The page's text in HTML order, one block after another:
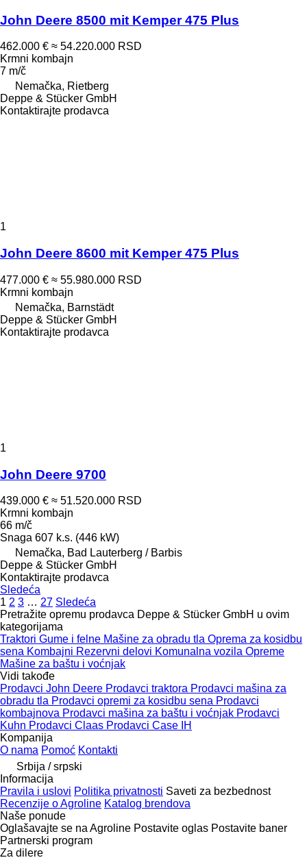
John Deere 8500 mit Kemper 475 Plus
462.000 € ≈ 54.220.000 RSD
Krmni kombajn
7 m/č
Nemačka, Rietberg
Deppe & Stücker GmbH
Kontaktirajte prodavca
1
John Deere 8600 mit Kemper 475 Plus
477.000 € ≈ 55.980.000 RSD
Krmni kombajn
Nemačka, Barnstädt
Deppe & Stücker GmbH
Kontaktirajte prodavca
1
John Deere 9700
439.000 € ≈ 51.520.000 RSD
Krmni kombajn
66 m/č
Snaga 607 k.s. (446 kW)
Nemačka, Bad Lauterberg / Barbis
Deppe & Stücker GmbH
Kontaktirajte prodavca
Sledeća
1 2 3 … 27 Sledeća
Pretražite opremu prodavca Deppe & Stücker GmbH u ovim
kategorijama
Traktori Gume i felne Mašine za obradu tla Oprema za kosidbu
sena Kombajni Rezervni delovi Komunalna vozila Opreme
Mašine za baštu i voćnjak
Vidi takođe
Prodavci John Deere Prodavci traktora Prodavci mašina za
obradu tla Prodavci opremi za kosidbu sena Prodavci
kombajnova Prodavci mašina za baštu i voćnjak Prodavci
Kuhn Prodavci Claas Prodavci Case IH
Kompanija
O nama Pomoć Kontakti
Srbija / srpski
Informacija
Pravila i uslovi Politika privatnosti Saveti za bezbednost
Recenzije o Agroline Katalog brendova
Naše ponude
Oglašavajte se na Agroline Postavite oglas Postavite baner
Partnerski program
Za dilere